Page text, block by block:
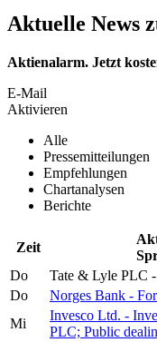
Aktuelle News
Aktienalarm. Jetzt
E-Mail
Aktivieren
Alle
Pressemitteilungen
Empfehlungen
Chartanalysen
Berichte
Zeit
Do
Tate & Lyle PLC
Do
Norges Bank -
Mi
Invesco Ltd. -
PLC; Public